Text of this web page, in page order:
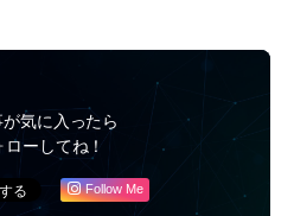
が気に入ったら
ーしてね！
Follow Me